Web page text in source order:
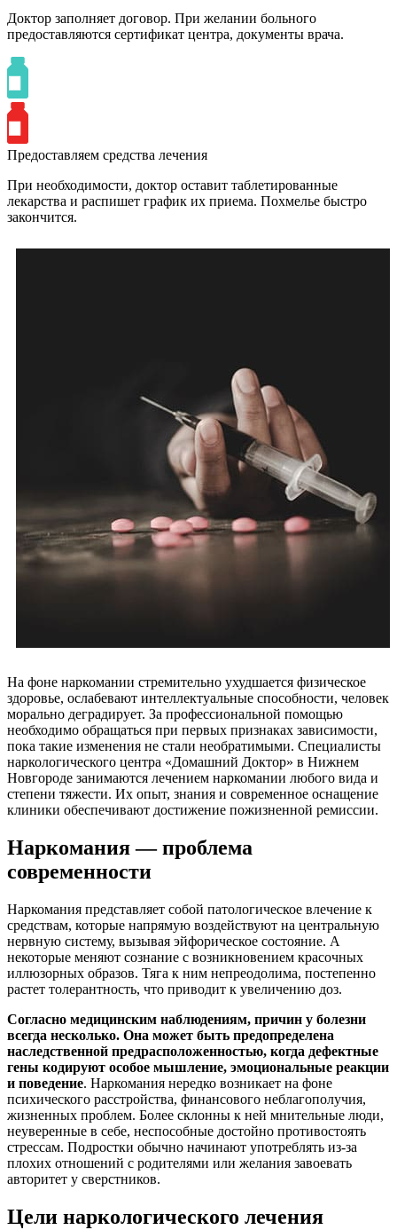
Доктор заполняет договор. При желании больного
предоставляются сертификат центра, документы врача.
Предоставляем средства лечения
При необходимости, доктор оставит таблетированные
лекарства и распишет график их приема. Похмелье быстро
закончится.
На фоне наркомании стремительно ухудшается физическое
здоровье, ослабевают интеллектуальные способности, человек
морально деградирует. За профессиональной помощью
необходимо обращаться при первых признаках зависимости,
пока такие изменения не стали необратимыми. Специалисты
наркологического центра «Домашний Доктор» в Нижнем
Новгороде занимаются лечением наркомании любого вида и
степени тяжести. Их опыт, знания и современное оснащение
клиники обеспечивают достижение пожизненной ремиссии.
Наркомания — проблема
современности
Наркомания представляет собой патологическое влечение к
средствам, которые напрямую воздействуют на центральную
нервную систему, вызывая эйфорическое состояние. А
некоторые меняют сознание с возникновением красочных
иллюзорных образов. Тяга к ним непреодолима, постепенно
растет толерантность, что приводит к увеличению доз.
Согласно медицинским наблюдениям, причин у болезни
всегда несколько. Она может быть предопределена
наследственной предрасположенностью, когда дефектные
гены кодируют особое мышление, эмоциональные реакции
и поведение. Наркомания нередко возникает на фоне
психического расстройства, финансового неблагополучия,
жизненных проблем. Более склонны к ней мнительные люди,
неуверенные в себе, неспособные достойно противостоять
стрессам. Подростки обычно начинают употреблять из-за
плохих отношений с родителями или желания завоевать
авторитет у сверстников.
Цели наркологического лечения